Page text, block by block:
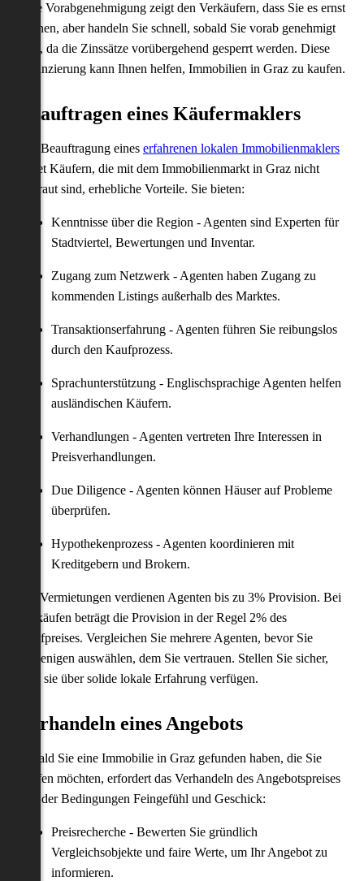
Eine Vorabgenehmigung zeigt den Verkäufern, dass Sie es ernst
meinen, aber handeln Sie schnell, sobald Sie vorab genehmigt
sind, da die Zinssätze vorübergehend gesperrt werden. Diese
Finanzierung kann Ihnen helfen, Immobilien in Graz zu kaufen.
Beauftragen eines Käufermaklers
Die Beauftragung eines erfahrenen lokalen Immobilienmaklers
bietet Käufern, die mit dem Immobilienmarkt in Graz nicht
vertraut sind, erhebliche Vorteile. Sie bieten:
Kenntnisse über die Region - Agenten sind Experten für
Stadtviertel, Bewertungen und Inventar.
Zugang zum Netzwerk - Agenten haben Zugang zu
kommenden Listings außerhalb des Marktes.
Transaktionserfahrung - Agenten führen Sie reibungslos
durch den Kaufprozess.
Sprachunterstützung - Englischsprachige Agenten helfen
ausländischen Käufern.
Verhandlungen - Agenten vertreten Ihre Interessen in
Preisverhandlungen.
Due Diligence - Agenten können Häuser auf Probleme
überprüfen.
Hypothekenprozess - Agenten koordinieren mit
Kreditgebern und Brokern.
Für Vermietungen verdienen Agenten bis zu 3% Provision. Bei
Verkäufen beträgt die Provision in der Regel 2% des
Kaufpreises. Vergleichen Sie mehrere Agenten, bevor Sie
denjenigen auswählen, dem Sie vertrauen. Stellen Sie sicher,
dass sie über solide lokale Erfahrung verfügen.
Verhandeln eines Angebots
Sobald Sie eine Immobilie in Graz gefunden haben, die Sie
kaufen möchten, erfordert das Verhandeln des Angebotspreises
und der Bedingungen Feingefühl und Geschick:
Preisrecherche - Bewerten Sie gründlich
Vergleichsobjekte und faire Werte, um Ihr Angebot zu
informieren.